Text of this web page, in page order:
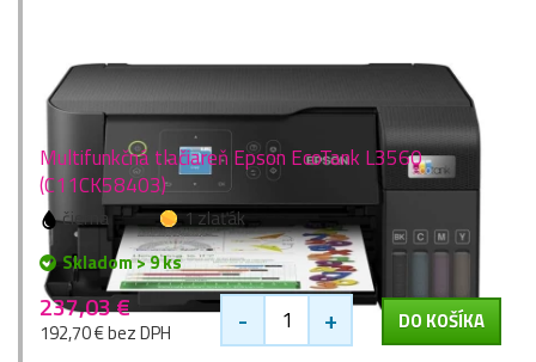
Multifunkčná tlačiareň Epson EcoTank L3560
(C11CK58403)
čierna
1 zlaťák
Skladom > 9 ks
237,03 €
192,70 € bez DPH - + DO KOŠÍKA